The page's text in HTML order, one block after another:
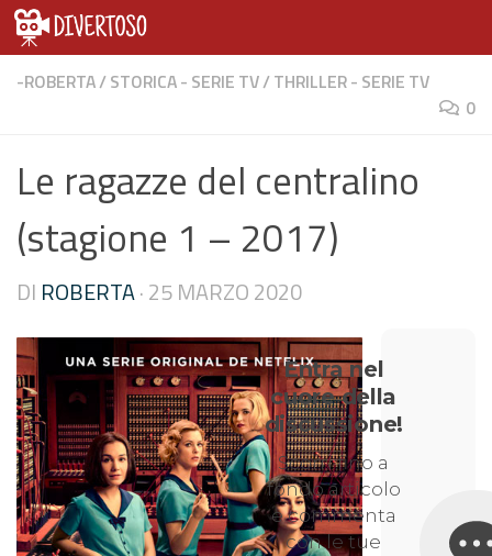
-ROBERTA/STORICA - SERIE TV/THRILLER - SERIE TV
0
Le ragazze del centralino
(stagione 1 – 2017)
DI ROBERTA·25 MARZO 2020
Entra nel
cuore della
discussione!
Scorri fino a
fondo articolo
e commenta
con le tue